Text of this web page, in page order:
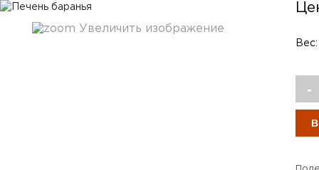
Увеличить изображение